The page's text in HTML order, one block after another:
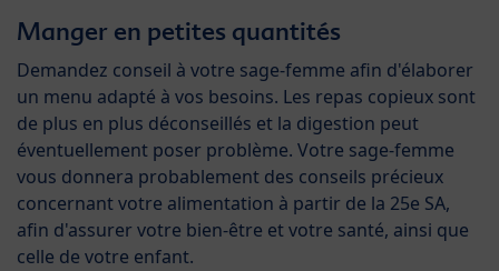
Manger en petites quantités
Demandez conseil à votre sage-femme afin d'élaborer
un menu adapté à vos besoins. Les repas copieux sont
de plus en plus déconseillés et la digestion peut
éventuellement poser problème. Votre sage-femme
vous donnera probablement des conseils précieux
concernant votre alimentation à partir de la 25e SA,
afin d'assurer votre bien-être et votre santé, ainsi que
celle de votre enfant.